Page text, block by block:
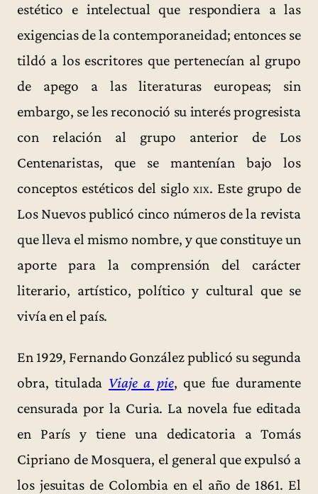
estético e intelectual que respondiera a las
exigencias de la contemporaneidad; entonces se
tildó a los escritores que pertenecían al grupo
de apego a las literaturas europeas; sin
embargo, se les reconoció su interés progresista
con relación al grupo anterior de Los
Centenaristas, que se mantenían bajo los
conceptos estéticos del sigloxix. Este grupo de
Los Nuevos publicó cinco números de la revista
que lleva el mismo nombre, y que constituye un
aporte para la comprensión del carácter
literario, artístico, político y cultural que se
vivía en el país.
En 1929, Fernando González publicó su segunda
obra, titulada Viaje a pie, que fue duramente
censurada por la Curia. La novela fue editada
en París y tiene una dedicatoria a Tomás
Cipriano de Mosquera, el general que expulsó a
los jesuitas de Colombia en el año de 1861. El